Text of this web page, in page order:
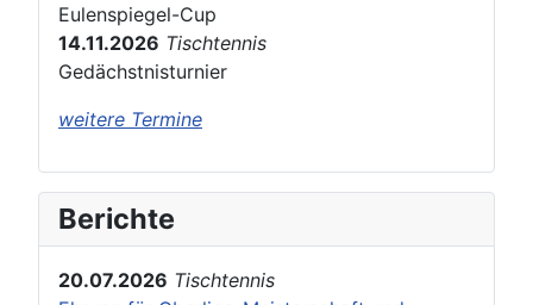
Eulenspiegel-Cup
14.11.2026 Tischtennis
Gedächstnisturnier
weitere Termine
Berichte
20.07.2026 Tischtennis